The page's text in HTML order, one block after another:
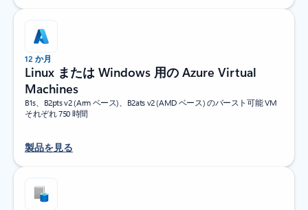
12 か月
Linux または Windows 用の Azure Virtual
Machines
B1s、B2pts v2 (Arm ベース)、B2ats v2 (AMD ベース) のバースト可能 VM
それぞれ 750 時間
製品を見る